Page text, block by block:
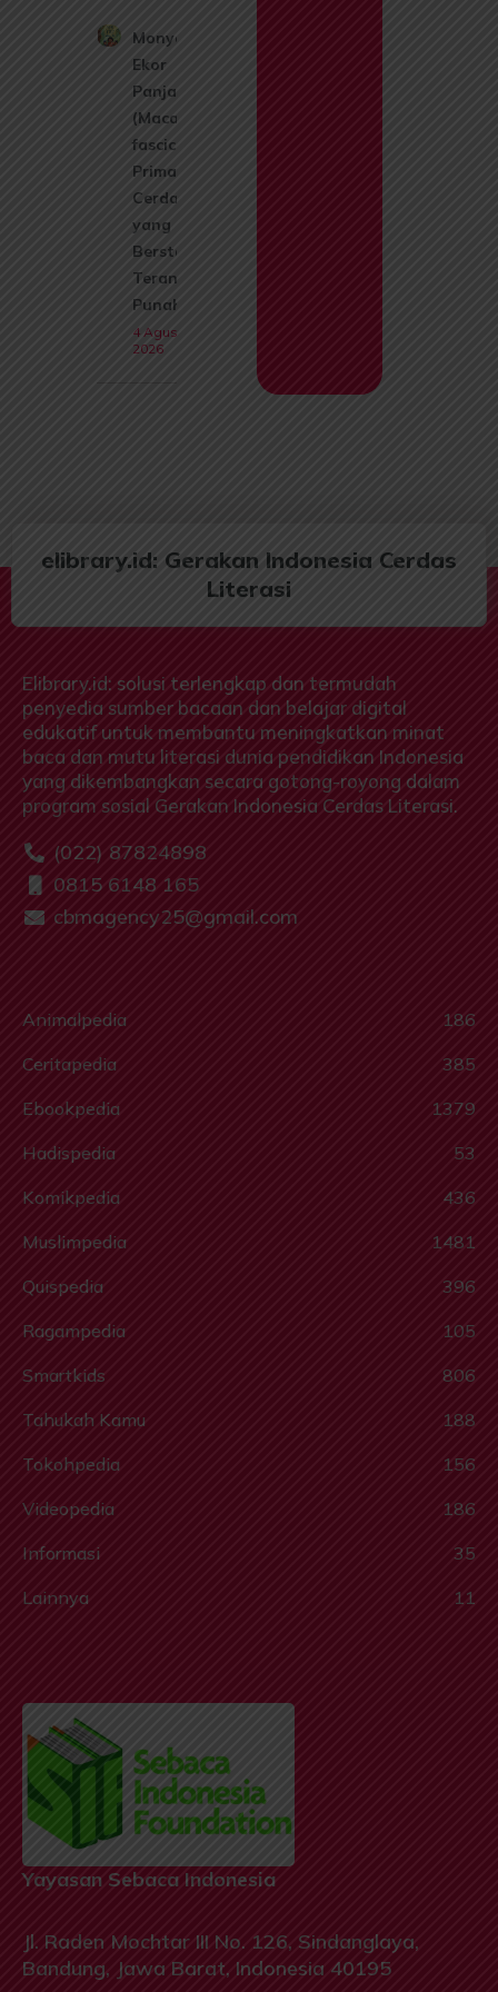
Monyet
Ekor
Panjang
(Macaca
fascicularis):
Primata
Cerdas
yang Kini
Berstatus
Terancam
Punah
4 Agustus
2026
elibrary.id: Gerakan Indonesia Cerdas
Literasi
Elibrary.id: solusi terlengkap dan termudah
penyedia sumber bacaan dan belajar digital
edukatif untuk membantu meningkatkan minat
baca dan mutu literasi dunia pendidikan Indonesia
yang dikembangkan secara gotong-royong dalam
program sosial Gerakan Indonesia Cerdas Literasi.
(022) 87824898
0815 6148 165
cbmagency25@gmail.com
Animalpedia
186
Ceritapedia
385
Ebookpedia
1379
Hadispedia
53
Komikpedia
436
Muslimpedia
1481
Quispedia
396
Ragampedia
105
Smartkids
806
Tahukah Kamu
188
Tokohpedia
156
Videopedia
186
Informasi
35
Lainnya
11
Yayasan Sebaca Indonesia
Jl. Raden Mochtar III No. 126, Sindanglaya,
Bandung, Jawa Barat, Indonesia 40195